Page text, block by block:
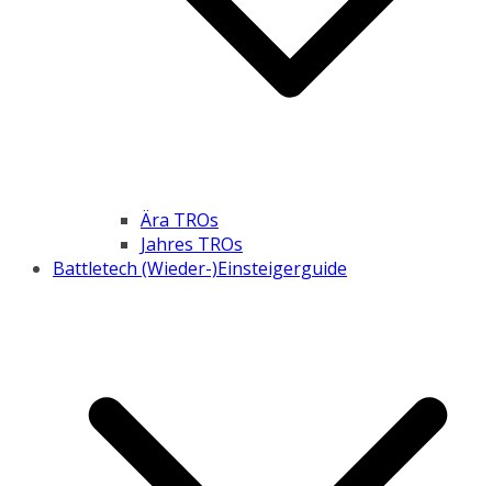
Ära TROs
Jahres TROs
Battletech (Wieder-)Einsteigerguide